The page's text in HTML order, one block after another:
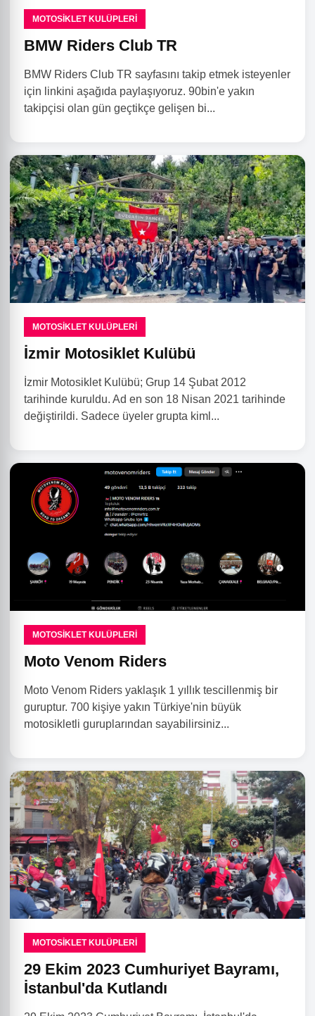
MOTOSIKLET KULÜPLERI
BMW Riders Club TR
BMW Riders Club TR sayfasını takip etmek isteyenler
için linkini aşağıda paylaşıyoruz. 90bin'e yakın
takipçisi olan gün geçtikçe gelişen bi...
MOTOSIKLET KULÜPLERI
İzmir Motosiklet Kulübü
İzmir Motosiklet Kulübü; Grup 14 Şubat 2012
tarihinde kuruldu. Ad en son 18 Nisan 2021 tarihinde
değiştirildi. Sadece üyeler grupta kiml...
MOTOSIKLET KULÜPLERI
Moto Venom Riders
Moto Venom Riders yaklaşık 1 yıllık tescillenmiş bir
guruptur. 700 kişiye yakın Türkiye'nin büyük
motosikletli guruplarından sayabilirsiniz...
MOTOSIKLET KULÜPLERI
29 Ekim 2023 Cumhuriyet Bayramı,
İstanbul'da Kutlandı